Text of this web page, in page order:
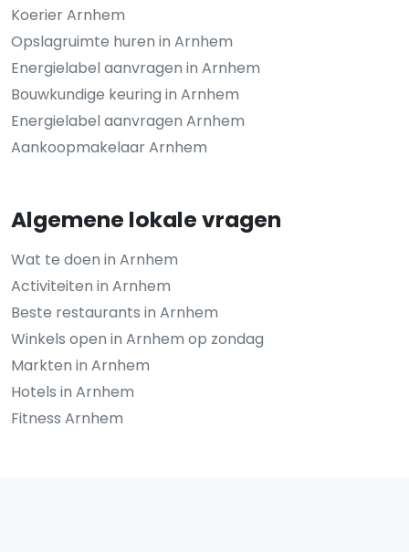
Koerier Arnhem
Opslagruimte huren in Arnhem
Energielabel aanvragen in Arnhem
Bouwkundige keuring in Arnhem
Energielabel aanvragen Arnhem
Aankoopmakelaar Arnhem
Algemene lokale vragen
Wat te doen in Arnhem
Activiteiten in Arnhem
Beste restaurants in Arnhem
Winkels open in Arnhem op zondag
Markten in Arnhem
Hotels in Arnhem
Fitness Arnhem